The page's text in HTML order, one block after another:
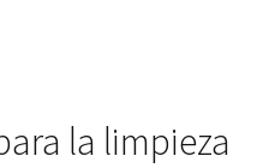
la limpieza